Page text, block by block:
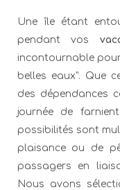
Une île étant
pendant vos
incontournable
belles eaux". Que
des dépendances
journée de
possibilités sont
plaisance ou de
passagers en
Nous avons